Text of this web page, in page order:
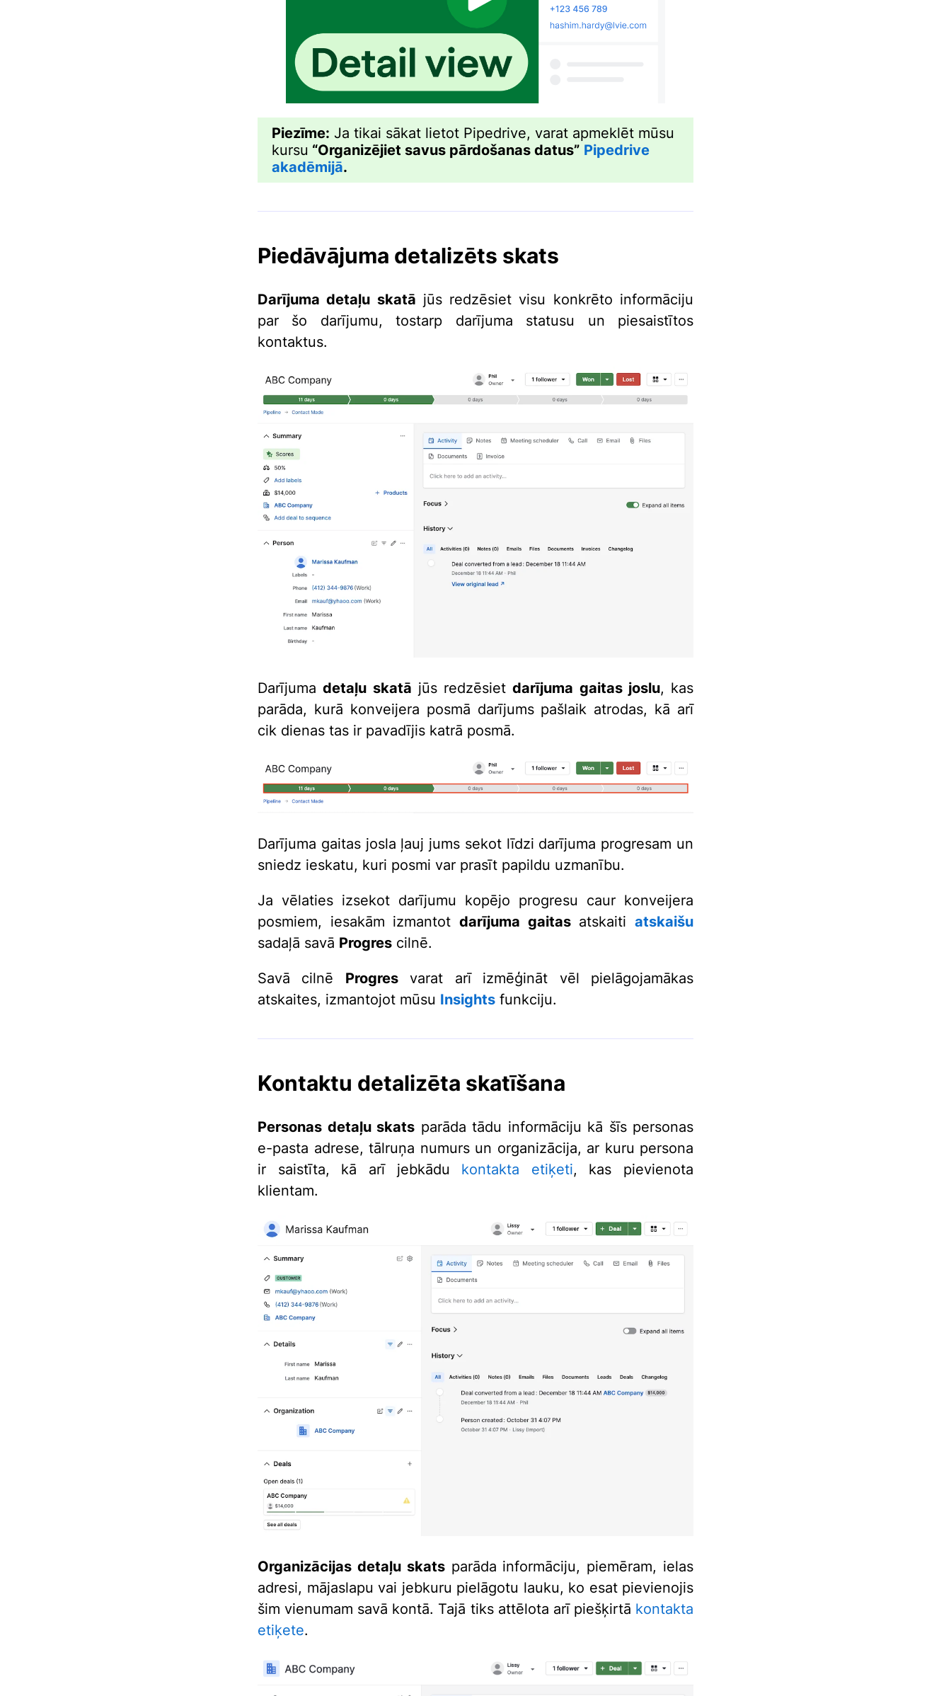
Piezīme: Ja tikai sākat lietot Pipedrive, varat apmeklēt mūsu
kursu “Organizējiet savus pārdošanas datus” Pipedrive
akadēmijā.
Piedāvājuma detalizēts skats
Darījuma detaļu skatā jūs redzēsiet visu konkrēto informāciju
par šo darījumu, tostarp darījuma statusu un piesaistītos
kontaktus.
Darījumadetaļu skatā jūs redzēsietdarījuma gaitas joslu, kas
parāda, kurā konveijera posmā darījums pašlaik atrodas, kā arī
cik dienas tas ir pavadījis katrā posmā.
Darījuma gaitas josla ļauj jums sekot līdzi darījuma progresam un
sniedz ieskatu, kuri posmi var prasīt papildu uzmanību.
Ja vēlaties izsekot darījumu kopējo progresu caur konveijera
posmiem, iesakām izmantot darījuma gaitasatskaitiatskaišu
sadaļā savā Progres cilnē.
Savā cilnē Progresvarat arī izmēģināt vēl pielāgojamākas
atskaites, izmantojot mūsu Insights funkciju.
Kontaktu detalizēta skatīšana
Personas detaļu skats parāda tādu informāciju kā šīs personas
e-pasta adrese, tālruņa numurs un organizācija, ar kuru persona
ir saistīta, kā arī jebkādu kontakta etiķeti, kas pievienota
klientam.
Organizācijas detaļu skatsparāda informāciju, piemēram, ielas
adresi, mājaslapu vai jebkuru pielāgotu lauku, ko esat pievienojis
šim vienumam savā kontā. Tajā tiks attēlota arī piešķirtā kontakta
etiķete.